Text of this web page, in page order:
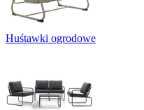
Huśtawki ogrodowe